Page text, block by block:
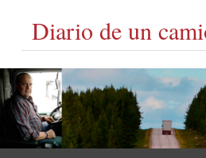
Diario de un